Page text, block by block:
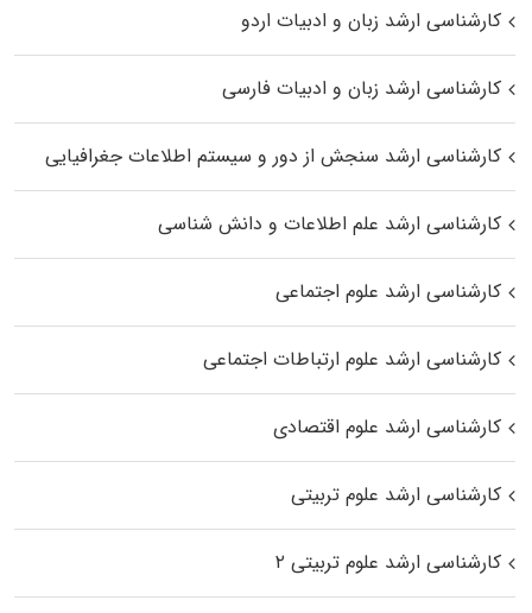
کارشناسی ارشد زبان و ادبیات اردو
کارشناسی ارشد زبان و ادبیات فارسی
کارشناسی ارشد سنجش از دور و سیستم اطلاعات جغرافیایی
کارشناسی ارشد علم اطلاعات و دانش شناسی
کارشناسی ارشد علوم اجتماعی
کارشناسی ارشد علوم ارتباطات اجتماعی
کارشناسی ارشد علوم اقتصادی
کارشناسی ارشد علوم تربیتی
کارشناسی ارشد علوم تربیتی ۲